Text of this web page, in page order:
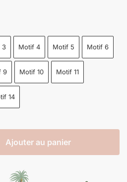
3 Motif 4 Motif 5 Motif 6
9 Motif 10 Motif 11
14
Ajouter au panier